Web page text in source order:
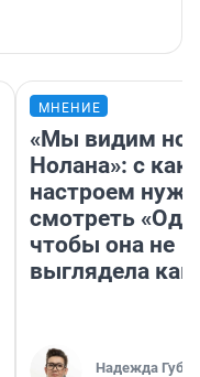
МНЕНИЕ
«Мы видим
Нолана»: с
настроем
смотреть
чтобы она не
выглядела как
Надежда